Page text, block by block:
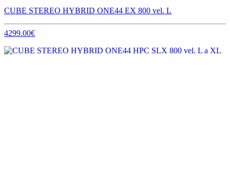
CUBE STEREO HYBRID ONE44 EX 800 vel. L
4299.00€